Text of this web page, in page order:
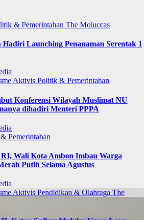
& Pemerintahan The Moluccas
Launching Penanaman Serentak 1
Aktivis Politik & Pemerintahan
Konferensi Wilayah Muslimat NU
dihadiri Menteri PPPA
Pemerintahan
Wali Kota Ambon Imbau Warga
Putih Selama Agustus
Aktivis Pendidikan & Olahraga The